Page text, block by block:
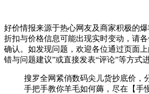
好价情报来源于热心网友及商家积极的
折扣与价格信息可能出现实时变动，请
确认。如发现问题，欢迎各位通过页面上
错与问题建议”或直接发表“评论”等方式
搜罗全网紧俏数码尖儿货抄底价，
手把手教你羊毛如何薅，尽在【手